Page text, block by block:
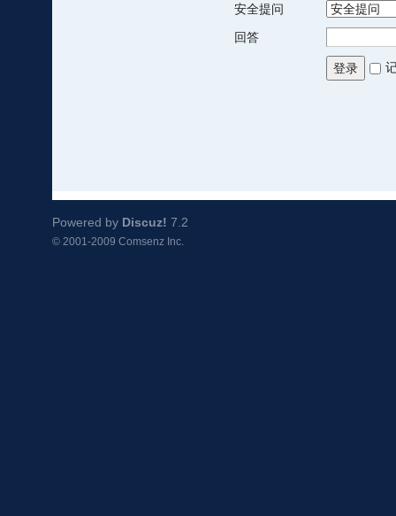
安全提问
回答
登录
Powered by Discuz! 7.2
© 2001-2009 Comsenz Inc.